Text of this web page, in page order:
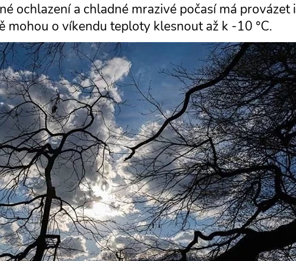
ochlazení a chladné mrazivé počasí má provázet i
mohou o víkendu teploty klesnout až k -10 °C.